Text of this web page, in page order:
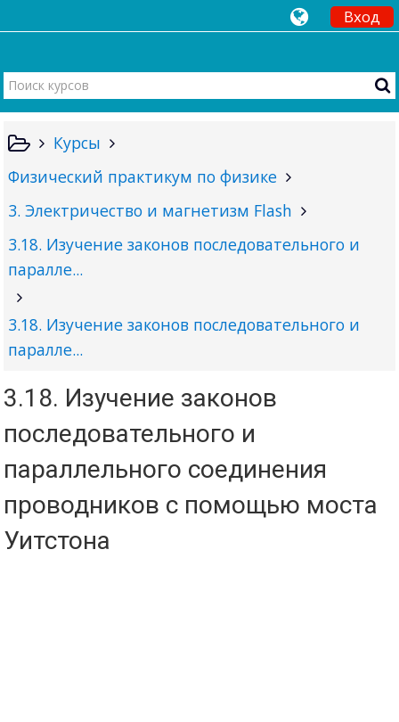
Вход
Курсы
Физический практикум по физике
3. Электричество и магнетизм Flash
3.18. Изучение законов последовательного и
паралле...
3.18. Изучение законов последовательного и
паралле...
3.18. Изучение законов
последовательного и
параллельного соединения
проводников с помощью моста
Уитстона